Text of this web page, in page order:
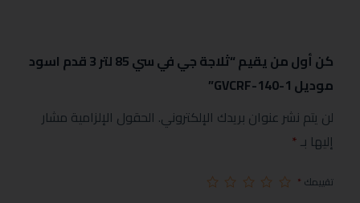
كن أول من يقيم “ثلاجة جي في سي 85 لتر 3 قدم اسود
موديل GVCRF-140-1”
لن يتم نشر عنوان بريدك الإلكتروني. الحقول الإلزامية مشار
إليها بـ*
تقييمك *